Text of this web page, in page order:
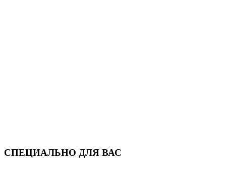
СПЕЦИАЛЬНО ДЛЯ ВАС